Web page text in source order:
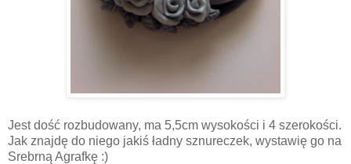
Jest dość rozbudowany, ma 5,5cm wysokości i 4 szerokości.
Jak znajdę do niego jakiś ładny sznureczek, wystawię go na
Srebrną Agrafkę :)